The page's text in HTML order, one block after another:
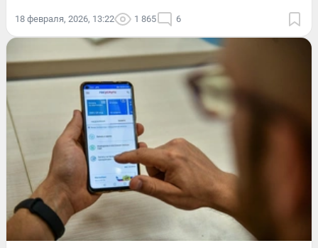
18 февраля, 2026, 13:22 1 865 6